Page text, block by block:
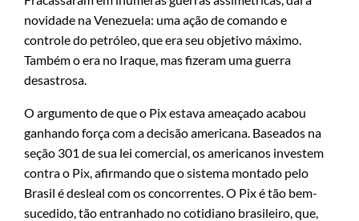
novidade na Venezuela: uma ação de comando e
controle do petróleo, que era seu objetivo máximo.
Também o era no Iraque, mas fizeram uma guerra
desastrosa.
O argumento de que o Pix estava ameaçado acabou
ganhando força com a decisão americana. Baseados na
seção 301 de sua lei comercial, os americanos investem
contra o Pix, afirmando que o sistema montado pelo
Brasil é desleal com os concorrentes. O Pix é tão bem-
sucedido, tão entranhado no cotidiano brasileiro, que,